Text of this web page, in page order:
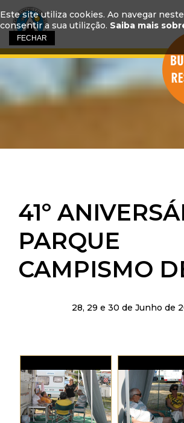
41º
PARQUE
CAMPISMO
28, 29 e 30 de Junho de
Este site utiliza cookies. Ao navegar
consentir a sua utilizção. Saiba mais